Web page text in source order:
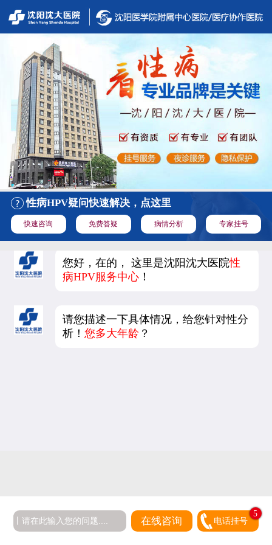
性病HPV疑问快速解决，点这里
快速咨询 免费答疑 病情分析 专家挂号
您好，在的， 这里是沈阳沈大医院性
病HPV服务中心 ！
请您描述一下具体情况，给您针对性分
析！您多大年龄 ？
在线咨询 电话挂号
5